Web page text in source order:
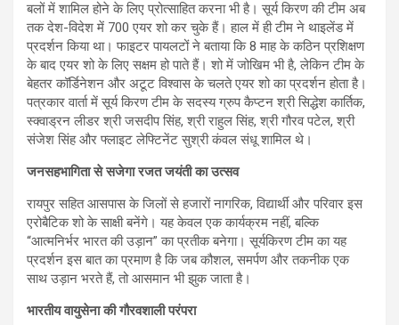
बलों में शामिल होने के लिए प्रोत्साहित करना भी है। सूर्य किरण की टीम अब
तक देश-विदेश में 700 एयर शो कर चुके हैं। हाल में ही टीम ने थाइलेंड में
प्रदर्शन किया था। फाइटर पायलटों ने बताया कि 8 माह के कठिन प्रशिक्षण
के बाद एयर शो के लिए सक्षम हो पाते हैं। शो में जोखिम भी है, लेकिन टीम के
बेहतर कॉर्डिनेशन और अटूट विश्वास के चलते एयर शो का प्रदर्शन होता है।
पत्रकार वार्ता में सूर्य किरण टीम के सदस्य ग्रुप कैप्टन श्री सिद्धेश कार्तिक,
स्क्वाड्रन लीडर श्री जसदीप सिंह, श्री राहुल सिंह, श्री गौरव पटेल, श्री
संजेश सिंह और फ्लाइट लेफ्टिनेंट सुश्री कंवल संधू शामिल थे।
जनसहभागिता से सजेगा रजत जयंती का उत्सव
रायपुर सहित आसपास के जिलों से हजारों नागरिक, विद्यार्थी और परिवार इस
एरोबैटिक शो के साक्षी बनेंगे। यह केवल एक कार्यक्रम नहीं, बल्कि
“आत्मनिर्भर भारत की उड़ान” का प्रतीक बनेगा। सूर्यकिरण टीम का यह
प्रदर्शन इस बात का प्रमाण है कि जब कौशल, समर्पण और तकनीक एक
साथ उड़ान भरते हैं, तो आसमान भी झुक जाता है।
भारतीय वायुसेना की गौरवशाली परंपरा